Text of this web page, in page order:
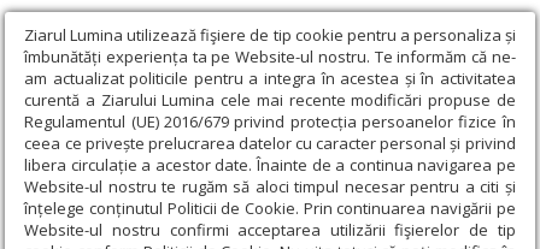
Ziarul Lumina utilizează fişiere de tip cookie pentru a personaliza și
îmbunătăți experiența ta pe Website-ul nostru. Te informăm că ne-
am actualizat politicile pentru a integra în acestea și în activitatea
curentă a Ziarului Lumina cele mai recente modificări propuse de
Regulamentul (UE) 2016/679 privind protecția persoanelor fizice în
ceea ce privește prelucrarea datelor cu caracter personal și privind
libera circulație a acestor date. Înainte de a continua navigarea pe
Website-ul nostru te rugăm să aloci timpul necesar pentru a citi și
înțelege conținutul Politicii de Cookie. Prin continuarea navigării pe
Website-ul nostru confirmi acceptarea utilizării fişierelor de tip
Ziarul Lumina › Actualitate religioasă › Știri › Grupul psaltic de
fete „Sfânta Muceniţă Tatiana diaconiţa” la Catedrala Patriarhală